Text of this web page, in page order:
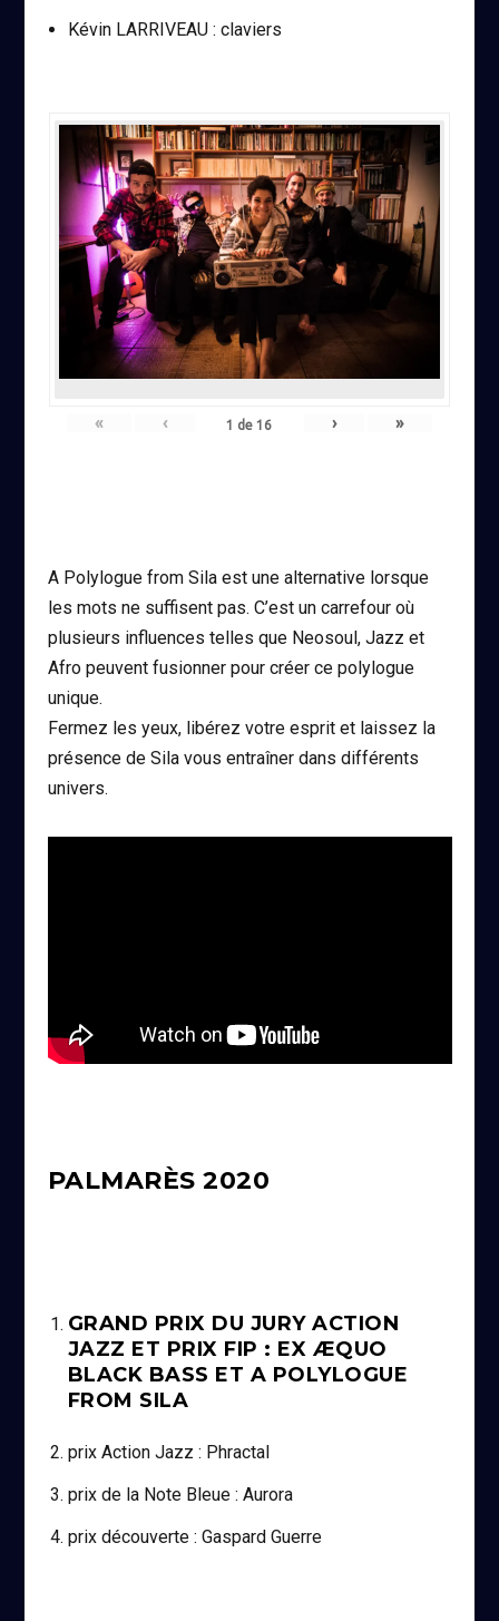
Kévin LARRIVEAU : claviers
« ‹ 1 de16 › »
A Polylogue from Sila est une alternative lorsque
les mots ne suffisent pas. C’est un carrefour où
plusieurs influences telles que Neosoul, Jazz et
Afro peuvent fusionner pour créer ce polylogue
unique.
Fermez les yeux, libérez votre esprit et laissez la
présence de Sila vous entraîner dans différents
univers.
PALMARÈS 2020
GRAND PRIX DU JURY ACTION
JAZZ ET PRIX FIP : EX ÆQUO
BLACK BASS ET A POLYLOGUE
FROM SILA
prix Action Jazz : Phractal
prix de la Note Bleue : Aurora
prix découverte : Gaspard Guerre